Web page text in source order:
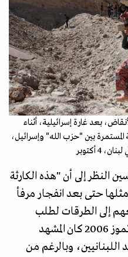
بعد غارة إسرائيلية، أثناء
بين "حزب الله" وإسرائيل،
أكتوبر
النظر إلى أن "هذه الكارثة
مثلها حتى بعد انفجار مرفأ
إلى الطرقات لطلب
المساعدة، وحتى في حرب يوليو/تموز 2006 كان المشهد
وبالرغم من